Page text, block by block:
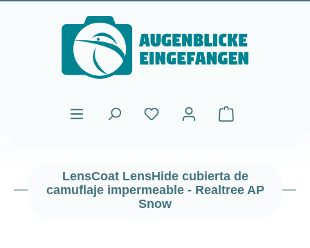
Saltar al contenido principal
El carrito de
LensCoat LensHide cubierta de
camuflaje impermeable - Realtree AP
Snow